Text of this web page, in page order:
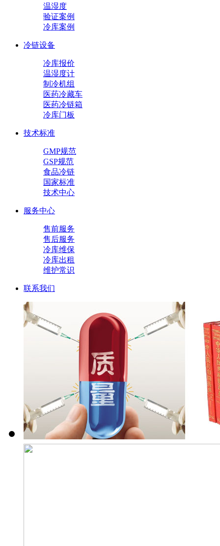
温湿度
验证案例
冷库案例
冷链设备
冷库报价
温湿度计
制冷机组
医药冷藏车
医药冷链箱
冷库门板
技术标准
GMP规范
GSP规范
食品冷链
国家标准
技术中心
服务中心
售前服务
售后服务
冷库维保
冷库出租
维护常识
联系我们